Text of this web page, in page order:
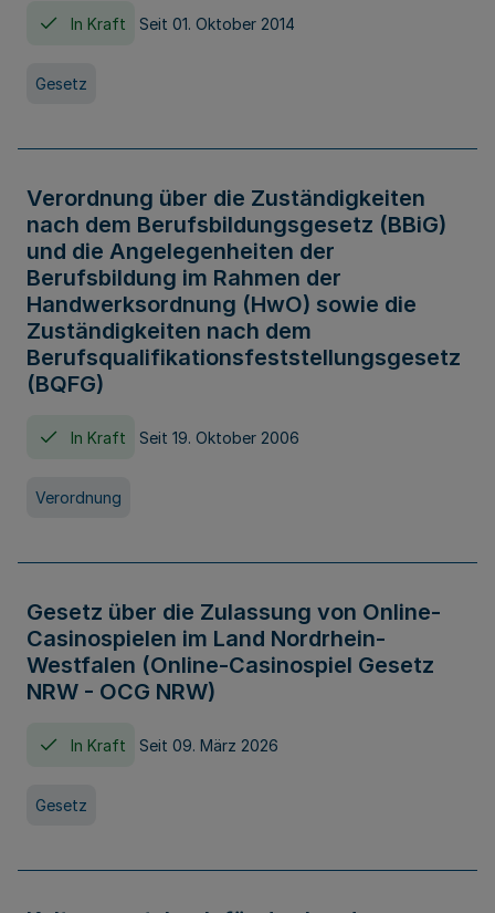
In Kraft Seit 01. Oktober 2014
Gesetz
Verordnung über die Zuständigkeiten
nach dem Berufsbildungsgesetz (BBiG)
und die Angelegenheiten der
Berufsbildung im Rahmen der
Handwerksordnung (HwO) sowie die
Zuständigkeiten nach dem
Berufsqualifikationsfeststellungsgesetz
(BQFG)
In Kraft Seit 19. Oktober 2006
Verordnung
Gesetz über die Zulassung von Online-
Casinospielen im Land Nordrhein-
Westfalen (Online-Casinospiel Gesetz
NRW - OCG NRW)
In Kraft Seit 09. März 2026
Gesetz